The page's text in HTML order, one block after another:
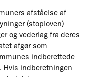
afståelse af
(stoploven)
og vederlag fra deres
afgør som
indberettede
Hvis indberetningen